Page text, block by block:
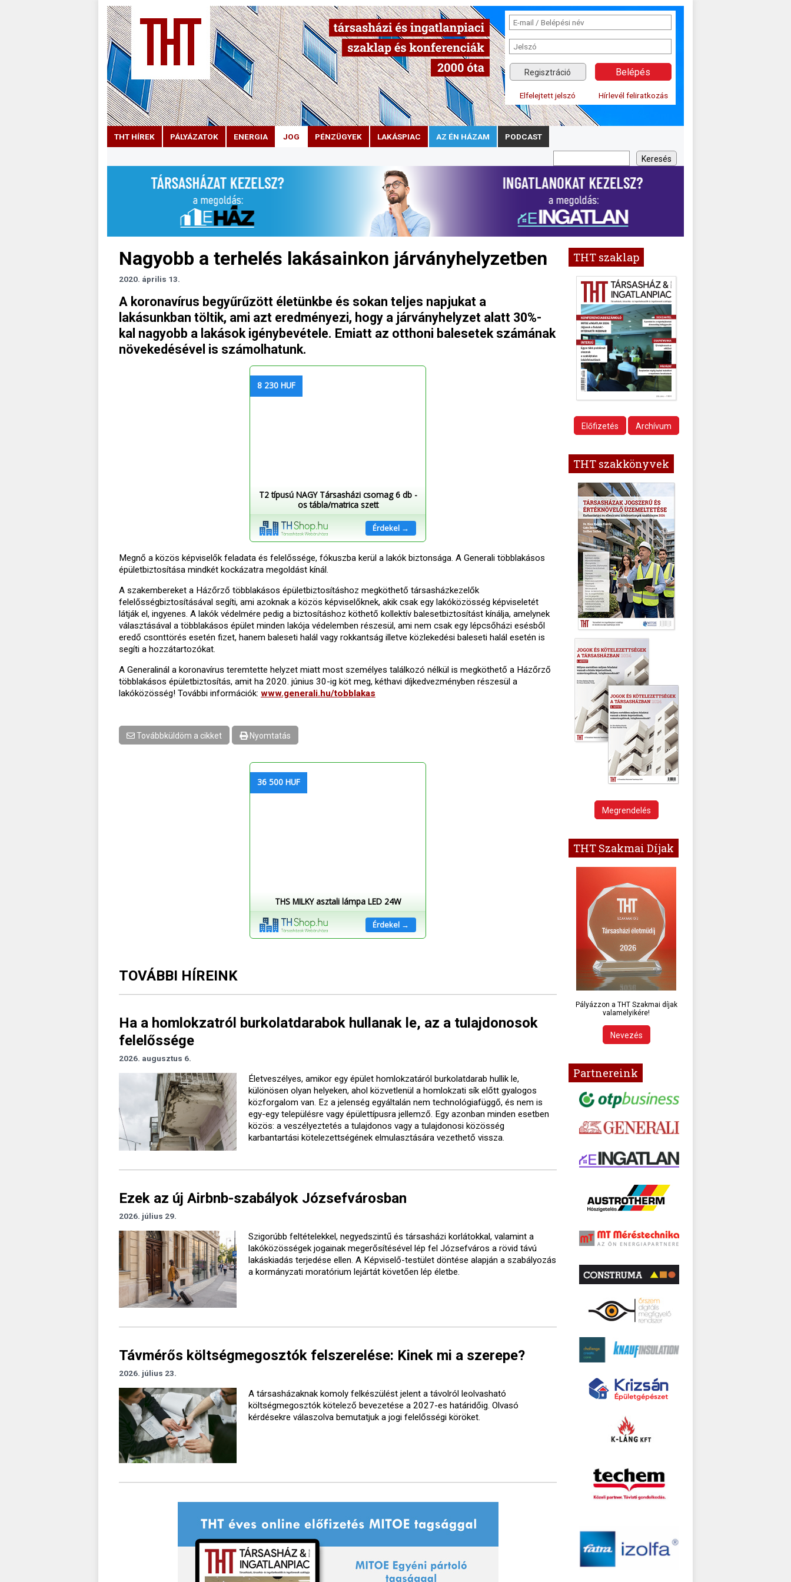
Regisztráció
Elfelejtett jelszó Hírlevél feliratkozás
THT HÍREK PÁLYÁZATOK ENERGIA JOG PÉNZÜGYEK LAKÁSPIAC AZ ÉN HÁZAM PODCAST
Nagyobb a terhelés lakásainkon járványhelyzetben
2020. április 13.
A koronavírus begyűrűzött életünkbe és sokan teljes napjukat a
lakásunkban töltik, ami azt eredményezi, hogy a járványhelyzet alatt 30%-
kal nagyobb a lakások igénybevétele. Emiatt az otthoni balesetek számának
növekedésével is számolhatunk.
8 230 HUF
T2 típusú NAGY Társasházi csomag 6 db -
os tábla/matrica szett
Érdekel →
Megnő a közös képviselők feladata és felelőssége, fókuszba kerül a lakók biztonsága. A Generali többlakásos
épületbiztosítása mindkét kockázatra megoldást kínál.
A szakembereket a Házőrző többlakásos épületbiztosításhoz megköthető társasházkezelők
felelősségbiztosításával segíti, ami azoknak a közös képviselőknek, akik csak egy lakóközösség képviseletét
látják el, ingyenes. A lakók védelmére pedig a biztosításhoz köthető kollektív balesetbiztosítást kínálja, amelynek
választásával a többlakásos épület minden lakója védelemben részesül, ami nem csak egy lépcsőházi esésből
eredő csonttörés esetén fizet, hanem baleseti halál vagy rokkantság illetve közlekedési baleseti halál esetén is
segíti a hozzátartozókat.
A Generalinál a koronavírus teremtette helyzet miatt most személyes találkozó nélkül is megköthető a Házőrző
többlakásos épületbiztosítás, amit ha 2020. június 30-ig köt meg, kéthavi díjkedvezményben részesül a
lakóközösség! További információk: www.generali.hu/tobblakas
Továbbküldöm a cikket Nyomtatás
36 500 HUF
THS MILKY asztali lámpa LED 24W
Érdekel →
TOVÁBBI HÍREINK
Ha a homlokzatról burkolatdarabok hullanak le, az a tulajdonosok
felelőssége
2026. augusztus 6.
Életveszélyes, amikor egy épület homlokzatáról burkolatdarab hullik le,
különösen olyan helyeken, ahol közvetlenül a homlokzati sík előtt gyalogos
közforgalom van. Ez a jelenség egyáltalán nem technológiafüggő, és nem is
egy-egy településre vagy épülettípusra jellemző. Egy azonban minden esetben
közös: a veszélyeztetés a tulajdonos vagy a tulajdonosi közösség
karbantartási kötelezettségének elmulasztására vezethető vissza.
Ezek az új Airbnb-szabályok Józsefvárosban
2026. július 29.
Szigorúbb feltételekkel, negyedszintű és társasházi korlátokkal, valamint a
lakóközösségek jogainak megerősítésével lép fel Józsefváros a rövid távú
lakáskiadás terjedése ellen. A Képviselő-testület döntése alapján a szabályozás
a kormányzati moratórium lejártát követően lép életbe.
Távmérős költségmegosztók felszerelése: Kinek mi a szerepe?
2026. július 23.
A társasházaknak komoly felkészülést jelent a távolról leolvasható
költségmegosztók kötelező bevezetése a 2027-es határidőig. Olvasó
kérdésekre válaszolva bemutatjuk a jogi felelősségi köröket.
THT szaklap
Előfizetés Archívum
THT szakkönyvek
Megrendelés
THT Szakmai Díjak
Pályázzon a THT Szakmai díjak
valamelyikére!
Nevezés
Partnereink